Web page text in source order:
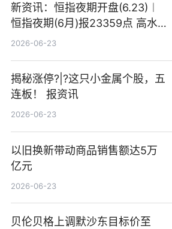
新资讯：恒指夜期开盘(6.23)︱
恒指夜期(6月)报23359点 高水
23点
2026-06-23
揭秘涨停?|?这只小金属个股，五
连板！ 报资讯
2026-06-23
以旧换新带动商品销售额达5万
亿元
2026-06-23
贝伦贝格上调默沙东目标价至